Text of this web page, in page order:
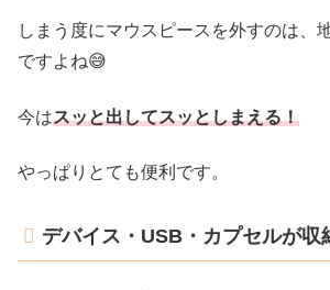
しまう度にマウスピースを外すのは、
ですよね😅
今はスッと出してスッとしまえる！
やっぱりとても便利です。
デバイス・USB・カプセルが収